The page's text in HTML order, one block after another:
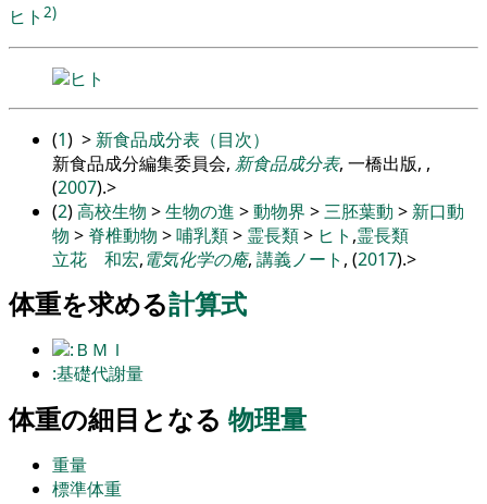
ヒト 2)
ヒト
(1) > 新食品成分表（目次）
新食品成分編集委員会, 新食品成分表, 一橋出版, ,
(2007).>
(2)高校生物 >生物の進 >動物界 >三胚葉動 > 新口動
物 > 脊椎動物 >哺乳類> 霊長類> ヒト ,霊長類
立花 和宏,電気化学の庵, 講義ノート , (2017).>
体重を求める計算式
:ＢＭＩ
:基礎代謝量
体重の細目となる 物理量
重量
標準体重